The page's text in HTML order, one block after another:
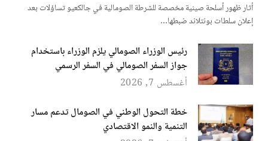
أثار ظهور أسلحة صينية مخصصة للشرطة الصومالية في جالكعيو تساؤلات بعد
إعلان سلطات بونتلاند ضبطها…
رئيس الوزراء الصومالي يلزم الوزراء باستخدام
جواز السفر الصومالي في السفر الرسمي
أغسطس 7, 2026
خطة التحول الوطني في الصومال تدعم مسار
التنمية والنمو الاقتصادي